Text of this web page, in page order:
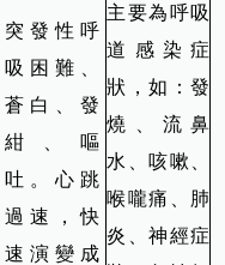
突發性呼
吸困難、
蒼白、發
紺、嘔
吐。心跳
過速，快
速演變成
主要為呼吸
道感染症
狀，如：發
燒、流鼻
水、咳嗽、
喉嚨痛、肺
炎、神經症